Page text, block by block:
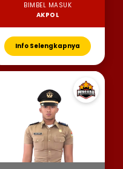
BIMBEL MASUK
AKPOL
Info Selengkapnya